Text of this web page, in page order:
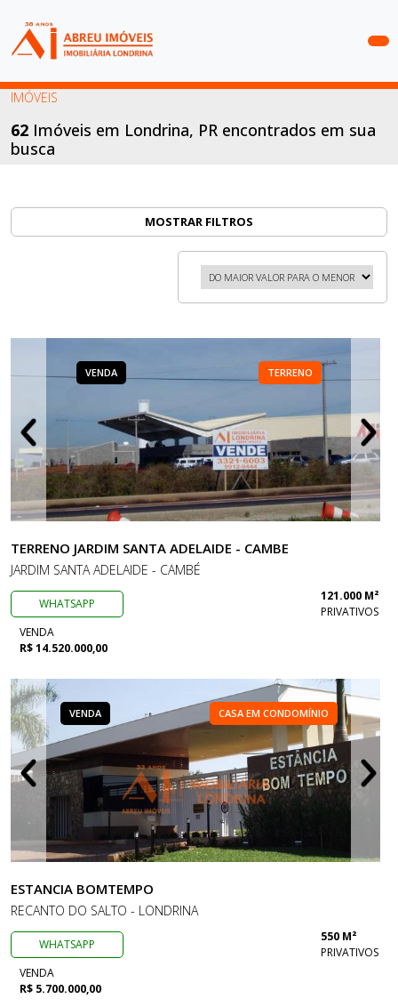
COMPRAR
LANÇAMENTOS
IMÓVEIS
62 Imóveis em Londrina, PR encontrados em sua
busca
MOSTRAR FILTROS
VENDA TERRENO
TERRENO JARDIM SANTA ADELAIDE - CAMBE
JARDIM SANTA ADELAIDE - CAMBÉ
WHATSAPP
121.000 M²
PRIVATIVOS
VENDA
R$ 14.520.000,00
VENDA CASA EM CONDOMÍNIO
ESTANCIA BOMTEMPO
RECANTO DO SALTO - LONDRINA
WHATSAPP
550 M²
PRIVATIVOS
VENDA
R$ 5.700.000,00